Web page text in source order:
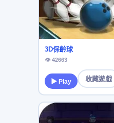
3D保齡球
👁 42663
▶ Play 收藏遊戲